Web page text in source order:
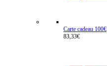
Carte cadeau 100€
83,33€